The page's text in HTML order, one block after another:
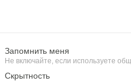
Запомнить меня
Не включайте, если используете
Скрытность